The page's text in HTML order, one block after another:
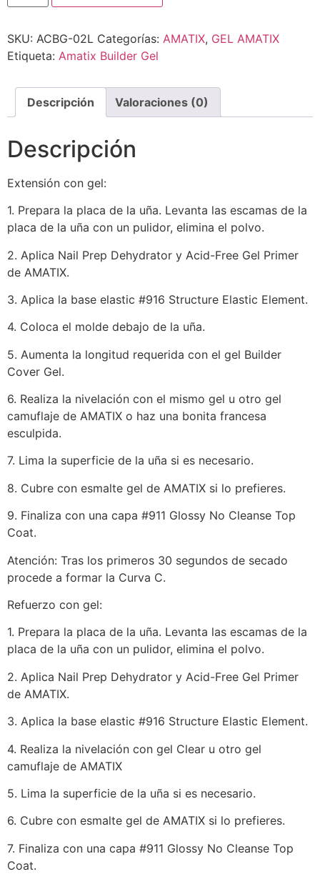
SKU: ACBG-02L Categorías: AMATIX, GEL AMATIX
Etiqueta: Amatix Builder Gel
Descripción Valoraciones (0)
Descripción
Extensión con gel:
1. Prepara la placa de la uña. Levanta las escamas de la
placa de la uña con un pulidor, elimina el polvo.
2. Aplica Nail Prep Dehydrator y Acid-Free Gel Primer
de AMATIX.
3. Aplica la base elastic #916 Structure Elastic Element.
4. Coloca el molde debajo de la uña.
5. Aumenta la longitud requerida con el gel Builder
Cover Gel.
6. Realiza la nivelación con el mismo gel u otro gel
camuflaje de AMATIX o haz una bonita francesa
esculpida.
7. Lima la superficie de la uña si es necesario.
8. Cubre con esmalte gel de AMATIX si lo prefieres.
9. Finaliza con una capa #911 Glossy No Cleanse Top
Coat.
Atención: Tras los primeros 30 segundos de secado
procede a formar la Curva C.
Refuerzo con gel:
1. Prepara la placa de la uña. Levanta las escamas de la
placa de la uña con un pulidor, elimina el polvo.
2. Aplica Nail Prep Dehydrator y Acid-Free Gel Primer
de AMATIX.
3. Aplica la base elastic #916 Structure Elastic Element.
4. Realiza la nivelación con gel Clear u otro gel
camuflaje de AMATIX
5. Lima la superficie de la uña si es necesario.
6. Cubre con esmalte gel de AMATIX si lo prefieres.
7. Finaliza con una capa #911 Glossy No Cleanse Top
Coat.